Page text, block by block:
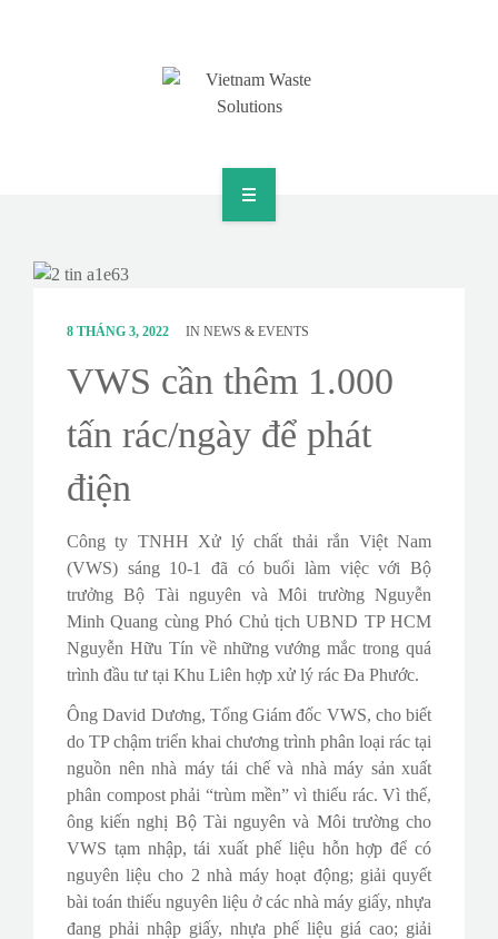
ABOUT
GREEN SOLUTIONS
NEWS & EVENTS
CONTACT
SURVEY
8 THÁNG 3, 2022 IN NEWS & EVENTS
VWS cần thêm 1.000
tấn rác/ngày để phát
điện
Công ty TNHH Xử lý chất thải rắn Việt Nam
(VWS) sáng 10-1 đã có buổi làm việc với Bộ
trưởng Bộ Tài nguyên và Môi trường Nguyễn
Minh Quang cùng Phó Chủ tịch UBND TP HCM
Nguyễn Hữu Tín về những vướng mắc trong quá
trình đầu tư tại Khu Liên hợp xử lý rác Đa Phước.
Ông David Dương, Tổng Giám đốc VWS, cho biết
do TP chậm triển khai chương trình phân loại rác tại
nguồn nên nhà máy tái chế và nhà máy sản xuất
phân compost phải “trùm mền” vì thiếu rác. Vì thế,
ông kiến nghị Bộ Tài nguyên và Môi trường cho
VWS tạm nhập, tái xuất phế liệu hỗn hợp để có
nguyên liệu cho 2 nhà máy hoạt động; giải quyết
bài toán thiếu nguyên liệu ở các nhà máy giấy, nhựa
đang phải nhập giấy, nhựa phế liệu giá cao; giải